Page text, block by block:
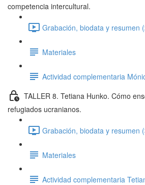
competencia intercultural.
Grabación, biodata y resumen
Materiales
Actividad complementaria
TALLER 8. Tetiana Hunko. Cómo
refugiados ucranianos.
Grabación, biodata y resumen
Materiales
Actividad complementaria